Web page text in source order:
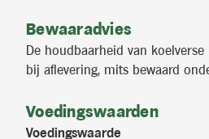
Bewaaradvies
De houdbaarheid van
bij aflevering, mits bewaard
Voedingswaarden
Voedingswaarde